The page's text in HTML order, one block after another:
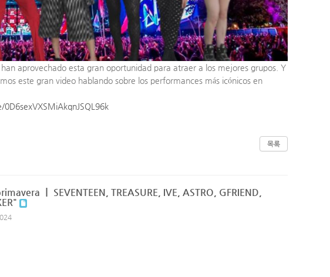
aprovechado esta gran oportunidad para atraer a los mejores grupos. Y
este gran video hablando sobre los performances más icónicos en
목록
ㅣ SEVENTEEN, TREASURE, IVE, ASTRO, GFRIEND,